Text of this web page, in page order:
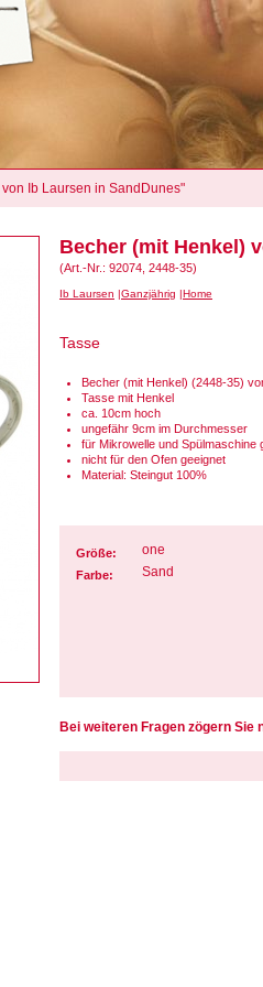
Ib Laursen in SandDunes"
Becher (mit Henkel)
(Art.-Nr.: 92074, 2448-35)
Ib Laursen Ganzjährig Home
Tasse
Becher (mit Henkel) (2448-35)
Tasse mit Henkel
ca. 10cm hoch
ungefähr 9cm im Durchmesser
für Mikrowelle und Spülmaschine
nicht für den Ofen geeignet
Material: Steingut 100%
Größe: one
Farbe: Sand
Bei weiteren Fragen zögern Sie